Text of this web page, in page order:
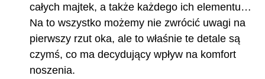
całych majtek, a także każdego ich elementu…
Na to wszystko możemy nie zwrócić uwagi na
pierwszy rzut oka, ale to właśnie te detale są
czymś, co ma decydujący wpływ na komfort
noszenia.